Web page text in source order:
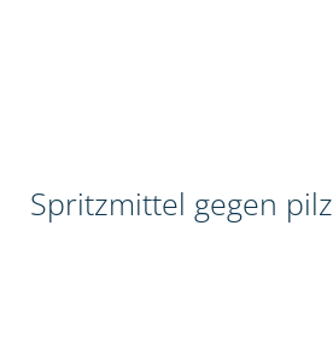
Spritzmittel gegen